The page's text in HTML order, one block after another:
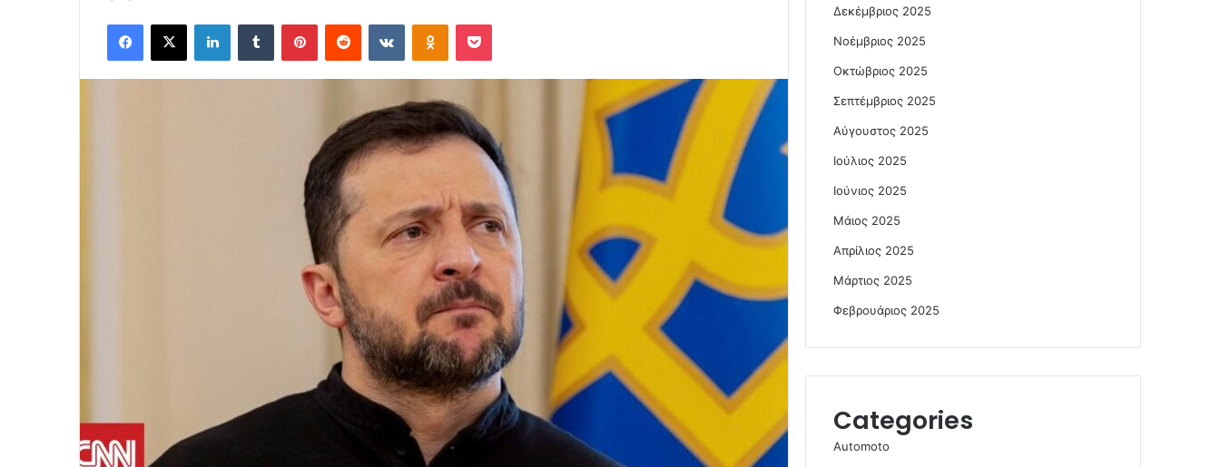
email
Facebook
X LinkedInTumblr PinterestReddit VKontakteOdnoklassniki
Pocket
Δεκέμβριος 2025
Νοέμβριος 2025
Οκτώβριος 2025
Σεπτέμβριος 2025
Αύγουστος 2025
Ιούλιος 2025
Ιούνιος 2025
Μάιος 2025
Απρίλιος 2025
Μάρτιος 2025
Φεβρουάριος 2025
Categories
Automoto